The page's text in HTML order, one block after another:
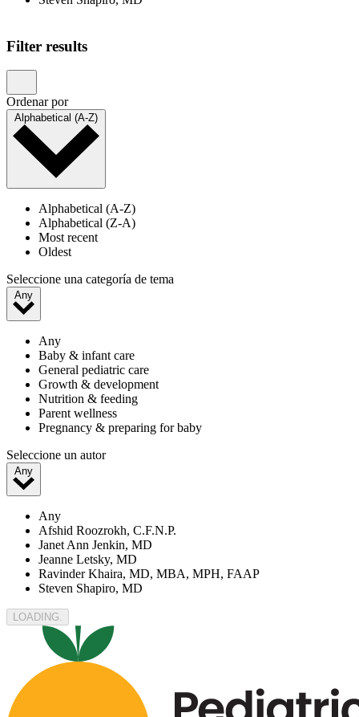
Filter results
Ordenar por
Alphabetical (A-Z)
Alphabetical (A-Z)
Alphabetical (Z-A)
Most recent
Oldest
Seleccione una categoría de tema
Any
Any
Baby & infant care
General pediatric care
Growth & development
Nutrition & feeding
Parent wellness
Pregnancy & preparing for baby
Seleccione un autor
Any
Any
Afshid Roozrokh, C.F.N.P.
Janet Ann Jenkin, MD
Jeanne Letsky, MD
Ravinder Khaira, MD, MBA, MPH, FAAP
Steven Shapiro, MD
LOADING